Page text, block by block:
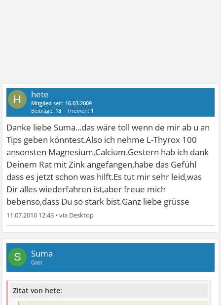
H hete
Mitglied seit: 16.03.2009
Beiträge: 18 Themen: 1
Danke liebe Suma...das wäre toll wenn de mir ab u an
Tips geben könntest.Also ich nehme L-Thyrox 100
ansonsten Magnesium,Calcium.Gestern hab ich dank
Deinem Rat mit Zink angefangen,habe das Gefühl
dass es jetzt schon was hilft.Es tut mir sehr leid,was
Dir alles wiederfahren ist,aber freue mich
bebenso,dass Du so stark bist.Ganz liebe grüsse
11.07.2010 12:43 •
S Suma
Gast
Zitat von hete: